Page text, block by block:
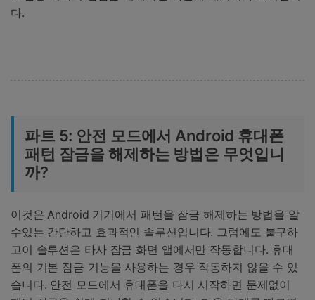
다.
파트 5: 안전 모드에서 Android 휴대폰
패턴 잠금을 해제하는 방법은 무엇입니
까?
이것은 Android 기기에서 패턴을 잠금 해제하는 방법을 알
수있는 간단하고 효과적인 솔루션입니다. 그럼에도 불구하
고이 솔루션은 타사 잠금 화면 앱에서만 작동합니다. 휴대
폰의 기본 잠금 기능을 사용하는 경우 작동하지 않을 수 있
습니다. 안전 모드에서 휴대폰을 다시 시작하면 문제없이